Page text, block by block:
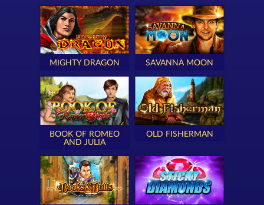
MIGHTY DRAGON SAVANNA MOON
BOOK OF ROMEO
AND JULIA
OLD FISHERMAN